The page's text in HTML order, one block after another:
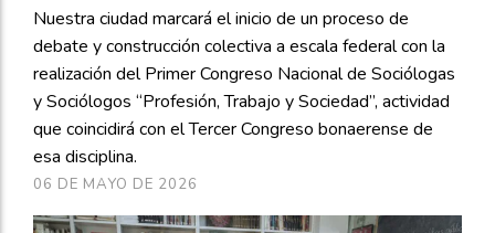
Nuestra ciudad marcará el inicio de un proceso de
debate y construcción colectiva a escala federal con la
realización del Primer Congreso Nacional de Sociólogas
y Sociólogos “Profesión, Trabajo y Sociedad”, actividad
que coincidirá con el Tercer Congreso bonaerense de
esa disciplina.
06 DE MAYO DE 2026